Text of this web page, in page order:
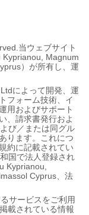
当ウェブサイト
Kyprianou, Magnum
）が所有し、運
によって開発、運
フォーム技術、イ
用およびサポート
、請求書発行およ
び／または同グル
ります。これにつ
約に記載されてい
国で法人登録され
Kyprianou,
Cyprus、法
サービスをご利用
載されている情報